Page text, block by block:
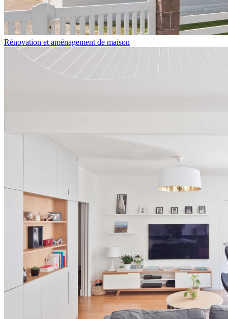
Rénovation et aménagement de maison